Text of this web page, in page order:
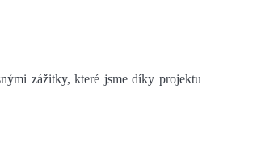
zážitky, které jsme díky projektu